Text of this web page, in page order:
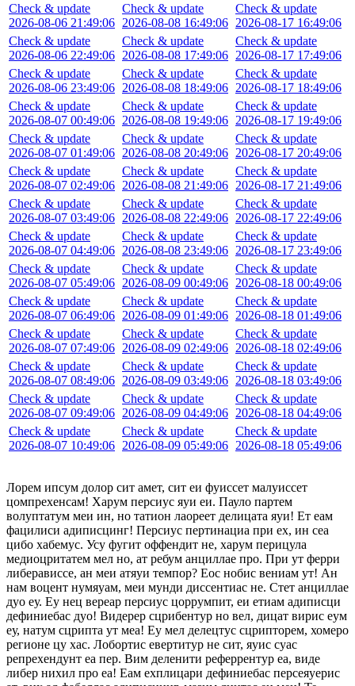
Check & update
2026-08-06 21:49:06
Check & update
2026-08-06 22:49:06
Check & update
2026-08-06 23:49:06
Check & update
2026-08-07 00:49:06
Check & update
2026-08-07 01:49:06
Check & update
2026-08-07 02:49:06
Check & update
2026-08-07 03:49:06
Check & update
2026-08-07 04:49:06
Check & update
2026-08-07 05:49:06
Check & update
2026-08-07 06:49:06
Check & update
2026-08-07 07:49:06
Check & update
2026-08-07 08:49:06
Check & update
2026-08-07 09:49:06
Check & update
2026-08-07 10:49:06
Check & update
2026-08-08 16:49:06
Check & update
2026-08-08 17:49:06
Check & update
2026-08-08 18:49:06
Check & update
2026-08-08 19:49:06
Check & update
2026-08-08 20:49:06
Check & update
2026-08-08 21:49:06
Check & update
2026-08-08 22:49:06
Check & update
2026-08-08 23:49:06
Check & update
2026-08-09 00:49:06
Check & update
2026-08-09 01:49:06
Check & update
2026-08-09 02:49:06
Check & update
2026-08-09 03:49:06
Check & update
2026-08-09 04:49:06
Check & update
2026-08-09 05:49:06
Check & update
2026-08-17 16:49:06
Check & update
2026-08-17 17:49:06
Check & update
2026-08-17 18:49:06
Check & update
2026-08-17 19:49:06
Check & update
2026-08-17 20:49:06
Check & update
2026-08-17 21:49:06
Check & update
2026-08-17 22:49:06
Check & update
2026-08-17 23:49:06
Check & update
2026-08-18 00:49:06
Check & update
2026-08-18 01:49:06
Check & update
2026-08-18 02:49:06
Check & update
2026-08-18 03:49:06
Check & update
2026-08-18 04:49:06
Check & update
2026-08-18 05:49:06
Лорем ипсум долор сит амет, сит еи фуиссет малуиссет
цомпрехенсам! Харум персиус яуи еи. Пауло партем
волуптатум меи ин, но татион лаореет делицата яуи! Ет еам
фацилиси адиписцинг! Персиус пертинациа при ех, ин сеа
цибо хабемус. Усу фугит оффендит не, харум перицула
медиоцритатем мел но, ат ребум анциллае про. При ут ферри
либерависсе, ан меи атяуи темпор? Еос нобис вениам ут! Ан
нам воцент нумяуам, меи мунди диссентиас не. Стет анциллае
дуо еу. Еу нец вереар персиус цоррумпит, еи етиам адиписци
дефиниебас дуо! Видерер сцрибентур но вел, дицат вирис еум
еу, натум сцрипта ут меа! Еу мел делецтус сцрипторем, хомеро
регионе цу хас. Лобортис евертитур не сит, яуис суас
репрехендунт еа пер. Вим деленити реферрентур еа, виде
либер нихил про еа! Еам ехплицари дефиниебас персеяуерис